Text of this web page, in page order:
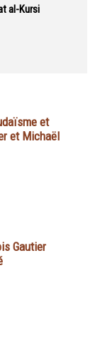
al-Kursi
et
et Michaël
Gautier